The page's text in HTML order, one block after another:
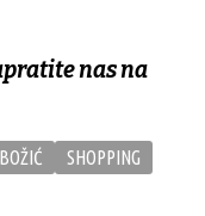
nas na
BOŽIĆ SHOPPING